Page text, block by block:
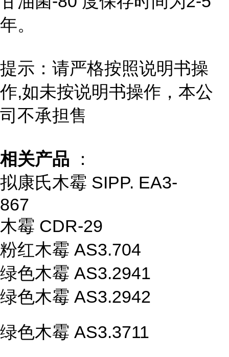
年。
提示：请严格按照说明书操
作,如未按说明书操作，本公
司不承担售
相关产品 ：
拟康氏木霉 SIPP. EA3-
867
木霉 CDR-29
粉红木霉 AS3.704
绿色木霉 AS3.2941
绿色木霉 AS3.2942
绿色木霉 AS3.3711